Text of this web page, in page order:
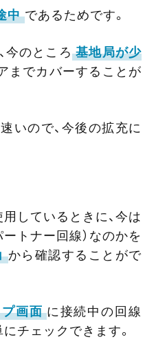
中 であるためです。
今のところ 基地局が少
までカバーすることが
いので、今後の拡充に
しているときに、今は
トナー回線）なのかを
から確認することがで
画面 に接続中の回線
チェックできます。